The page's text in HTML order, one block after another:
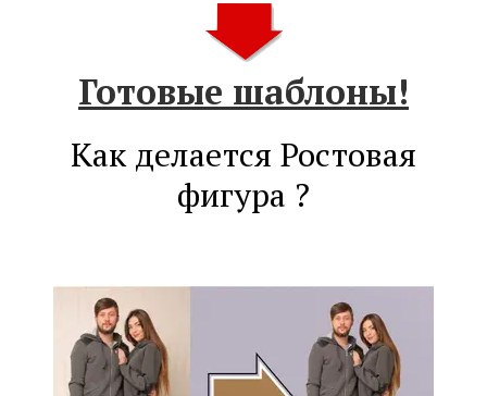
Готовые шаблоны!
Как делается Ростовая
фигура ?